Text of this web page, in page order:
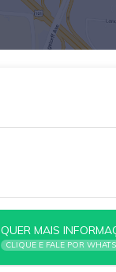
QUER MAIS
CLIQUE E FALE POR